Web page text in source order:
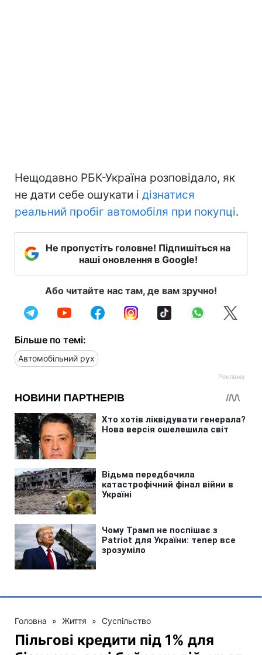
Нещодавно РБК-Україна розповідало, як
не дати себе ошукати і дізнатися
реальний пробіг автомобіля при покупці.
Не пропустіть головне! Підпишіться на
наші оновлення в Google!
Або читайте нас там, де вам зручно!
Більше по темі:
Автомобільний рух
Головна » Життя » Суспільство
Пільгові кредити під 1% для